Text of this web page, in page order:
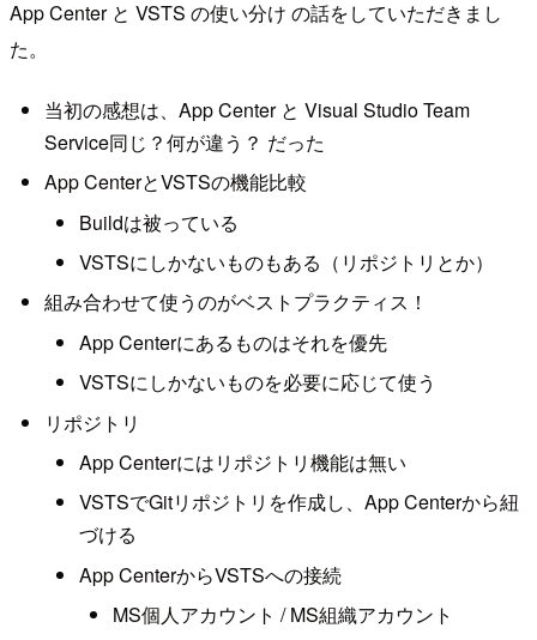
App Center と VSTS の使い分け の話をしていただきまし
た。
当初の感想は、App Center と Visual Studio Team
Service同じ？何が違う？ だった
App CenterとVSTSの機能比較
Buildは被っている
VSTSにしかないものもある（リポジトリとか）
組み合わせて使うのがベストプラクティス！
App Centerにあるものはそれを優先
VSTSにしかないものを必要に応じて使う
リポジトリ
App Centerにはリポジトリ機能は無い
VSTSでGitリポジトリを作成し、App Centerから紐
づける
App CenterからVSTSへの接続
MS個人アカウント / MS組織アカウント